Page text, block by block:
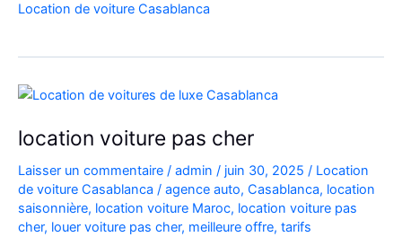
casablanca
bas
Location de voiture Casablanca
location voiture pas cher
Laisser un commentaire / admin / juin 30, 2025 / Location
de voiture Casablanca / agence auto, Casablanca, location
saisonnière, location voiture Maroc, location voiture pas
cher, louer voiture pas cher, meilleure offre, tarifs